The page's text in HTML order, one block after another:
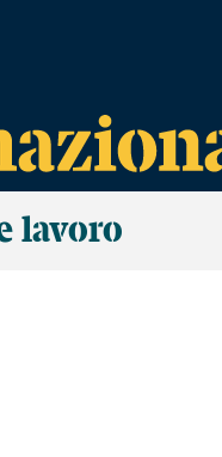
lavoro